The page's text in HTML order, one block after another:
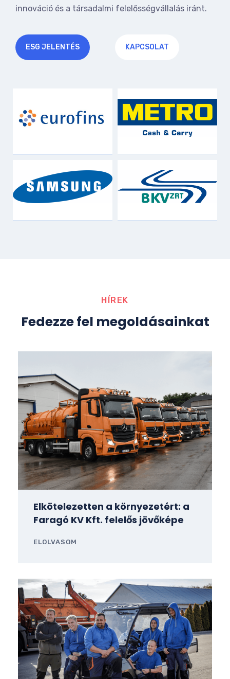
innováció és a társadalmi felelősségvállalás iránt.
ESG JELENTÉS KAPCSOLAT
HÍREK
Fedezze fel megoldásainkat
Elkötelezetten a környezetért: a
Faragó KV Kft. felelős jövőképe
ELOLVASOM